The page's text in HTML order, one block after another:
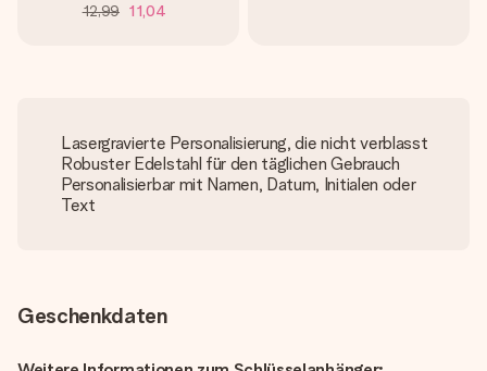
12,99 11,04
Lasergravierte Personalisierung, die nicht verblasst
Robuster Edelstahl für den täglichen Gebrauch
Personalisierbar mit Namen, Datum, Initialen oder
Text
Geschenkdaten